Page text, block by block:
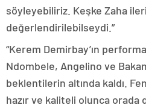
söyleyebiliriz. Keşke Zaha
değerlendirilebilseydi.”
“Kerem Demirbay’ın
Ndombele, Angelino ve
beklentilerin altında kaldı.
hazır ve kaliteli olunca orada